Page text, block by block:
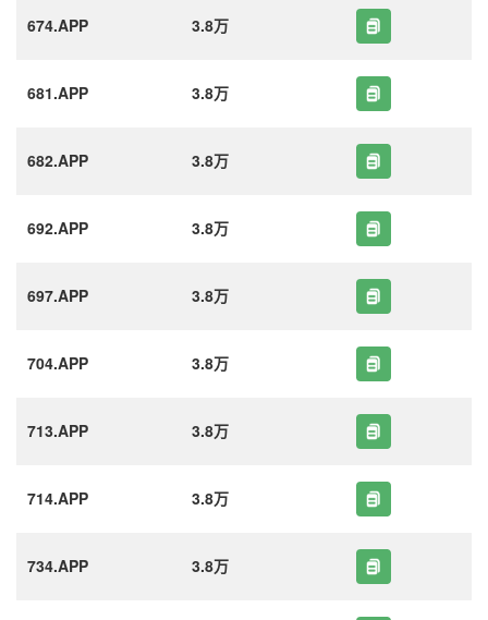
674.APP 3.8万
681.APP 3.8万
682.APP 3.8万
692.APP 3.8万
697.APP 3.8万
704.APP 3.8万
713.APP 3.8万
714.APP 3.8万
734.APP 3.8万